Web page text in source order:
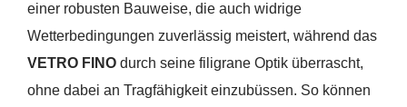
einer robusten Bauweise, die auch widrige
Wetterbedingungen zuverlässig meistert, während das
VETRO FINOdurch seine filigrane Optik überrascht,
ohne dabei an Tragfähigkeit einzubüssen. So können